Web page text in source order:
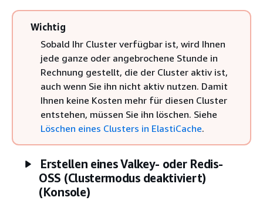
Wichtig
Sobald Ihr Cluster verfügbar ist, wird Ihnen
jede ganze oder angebrochene Stunde in
Rechnung gestellt, die der Cluster aktiv ist,
auch wenn Sie ihn nicht aktiv nutzen. Damit
Ihnen keine Kosten mehr für diesen Cluster
entstehen, müssen Sie ihn löschen. Siehe
Löschen eines Clusters in ElastiCache.
Erstellen eines Valkey- oder Redis-
OSS (Clustermodus deaktiviert)
(Konsole)